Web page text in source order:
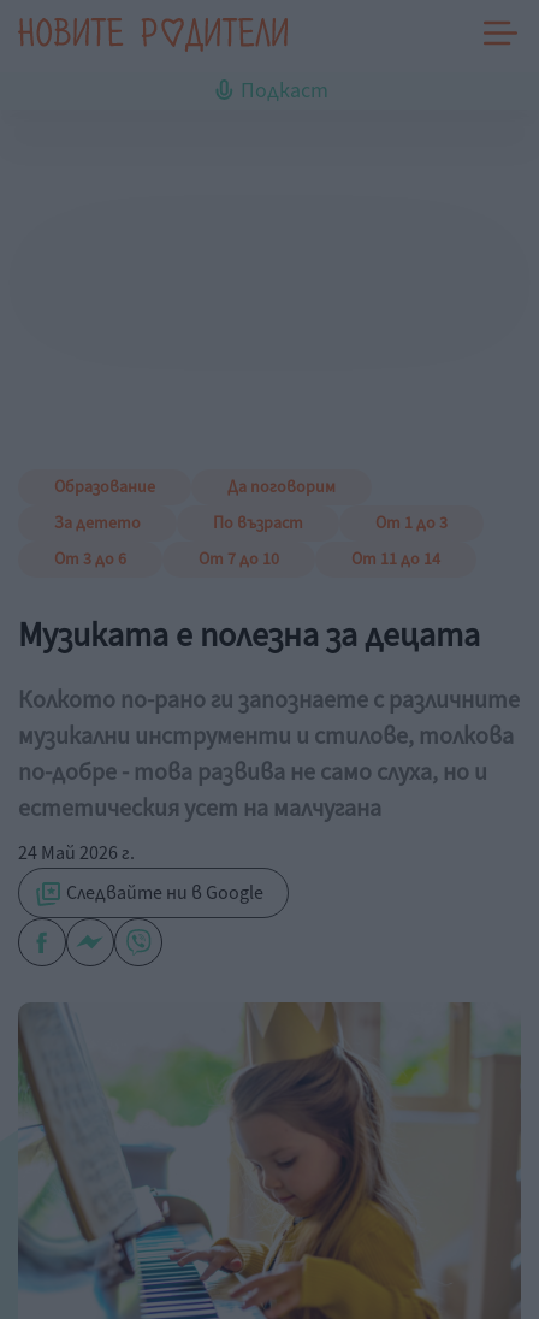
Подкаст
Образование
Да поговорим
За детето
По възраст
От 1 до 3
От 3 до 6
От 7 до 10 От 11 до 14
Музиката е полезна за децата
Колкото по-рано ги запознаете с различните
музикални инструменти и стилове, толкова
по-добре - това развива не само слуха, но и
естетическия усет на малчугана
24 Май 2026 г.
Следвайте ни в Google